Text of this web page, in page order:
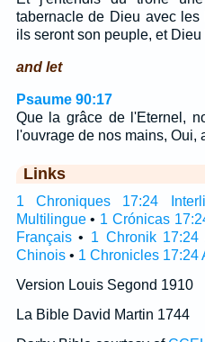
tabernacle de Dieu avec
ils seront son peuple, et
and let
Psaume 90:17
Que la grâce de l'Eternel,
l'ouvrage de nos mains, Oui,
Links
1 Chroniques 17:24
Multilingue• 1 Crónicas
Français• 1 Chronik 17:24
Chinois• 1 Chronicles 17:24
Version Louis Segond 1910
La Bible David Martin 1744